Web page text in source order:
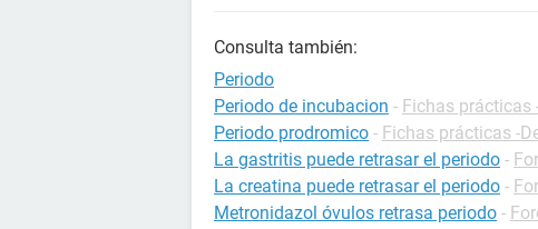
Consulta también:
Periodo
Periodo de incubacion - Fichas prácticas
Periodo prodromico - Fichas prácticas -
La gastritis puede retrasar el periodo -
La creatina puede retrasar el periodo -
Metronidazol óvulos retrasa periodo -